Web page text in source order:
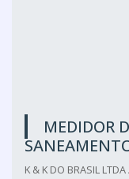
MEDIDOR
K & K DO BRASIL